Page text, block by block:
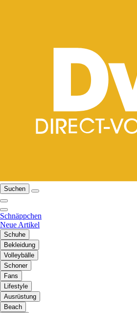
Suchen
Schnäppchen
Neue Artikel
Schuhe
Bekleidung
Volleybälle
Schoner
Fans
Lifestyle
Ausrüstung
Beach